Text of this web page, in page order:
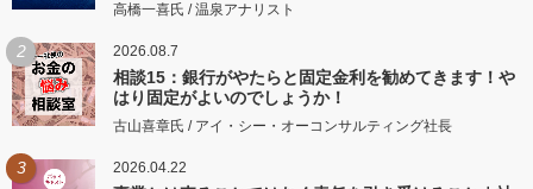
高橋一喜氏 / 温泉アナリスト
2 2026.08.7
相談15：銀行がやたらと固定金利を勧めてきます！や
はり固定がよいのでしょうか！
古山喜章氏 / アイ・シー・オーコンサルティング社長
3 2026.04.22